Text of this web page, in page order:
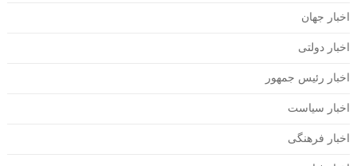
اخبار جهان
اخبار دولتی
اخبار رئیس جمهور
اخبار سیاست
اخبار فرهنگی